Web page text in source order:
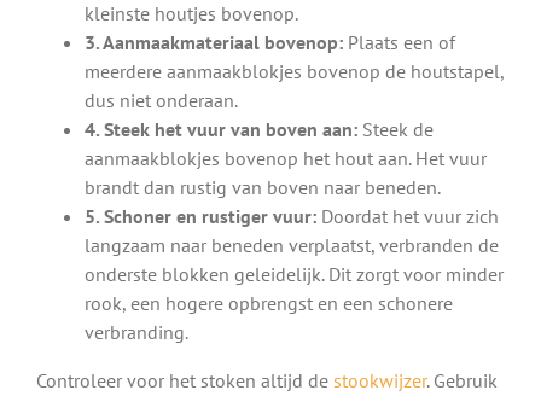
kleinste houtjes bovenop.
3. Aanmaakmateriaal bovenop:Plaats een of
meerdere aanmaakblokjes bovenop de houtstapel,
dus niet onderaan.
4. Steek het vuur van boven aan:Steek de
aanmaakblokjes bovenop het hout aan. Het vuur
brandt dan rustig van boven naar beneden.
5. Schoner en rustiger vuur:Doordat het vuur zich
langzaam naar beneden verplaatst, verbranden de
onderste blokken geleidelijk. Dit zorgt voor minder
rook, een hogere opbrengst en een schonere
verbranding.
Controleer voor het stoken altijd de stookwijzer. Gebruik